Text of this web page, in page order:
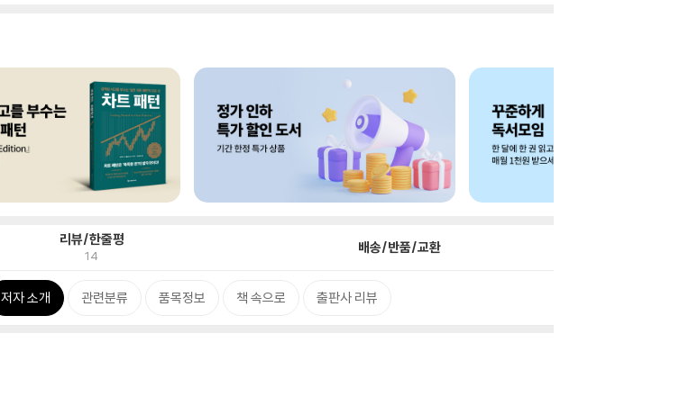
리뷰/한줄평
14 배송/반품/교환
저자 소개 관련분류 품목정보 책 속으로 출판사 리뷰